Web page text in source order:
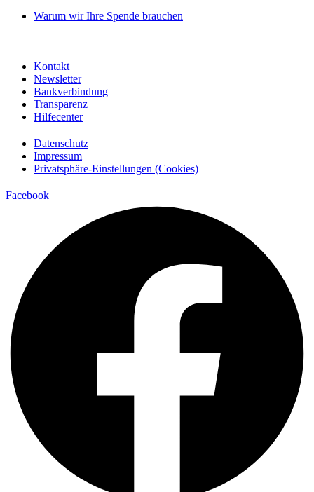
Warum wir Ihre Spende brauchen
Kontakt
Newsletter
Bankverbindung
Transparenz
Hilfecenter
Datenschutz
Impressum
Privatsphäre-Einstellungen (Cookies)
Facebook